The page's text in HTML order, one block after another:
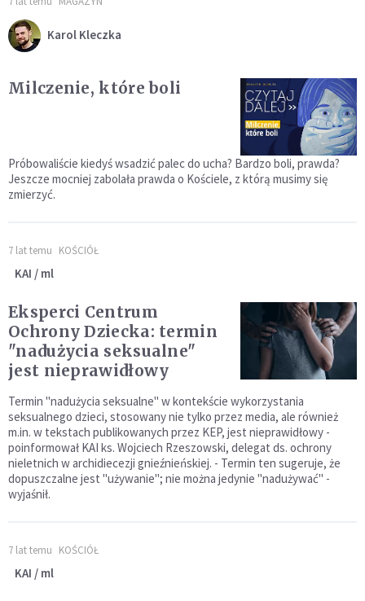
Karol Kleczka
Milczenie, które boli
Próbowaliście kiedyś wsadzić palec do ucha? Bardzo boli, prawda?
Jeszcze mocniej zabolała prawda o Kościele, z którą musimy się
zmierzyć.
7 lat temu KOŚCIÓŁ
KAI / ml
Eksperci Centrum
Ochrony Dziecka: termin
"nadużycia seksualne"
jest nieprawidłowy
Termin "nadużycia seksualne" w kontekście wykorzystania
seksualnego dzieci, stosowany nie tylko przez media, ale również
m.in. w tekstach publikowanych przez KEP, jest nieprawidłowy -
poinformował KAI ks. Wojciech Rzeszowski, delegat ds. ochrony
nieletnich w archidiecezji gnieźnieńskiej. - Termin ten sugeruje, że
dopuszczalne jest "używanie"; nie można jedynie "nadużywać" -
wyjaśnił.
7 lat temu KOŚCIÓŁ
KAI / ml